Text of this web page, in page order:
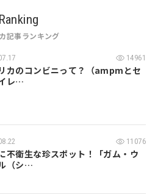
Ranking
記事ランキング
14961
カのコンビニって？（ampmとセ
レ…
11076
不衛生な珍スポット！「ガム・ウ
（シ…